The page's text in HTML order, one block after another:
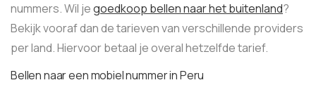
nummers. Wil jegoedkoop bellen naar het buitenland?
Bekijk vooraf dan de tarieven van verschillende providers
per land. Hiervoor betaal je overal hetzelfde tarief.
Bellen naar een mobiel nummer in Peru